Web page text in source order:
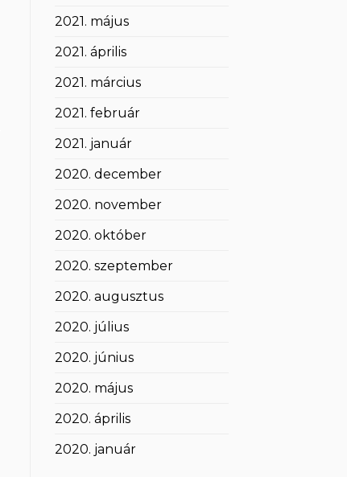
2021. május
2021. április
2021. március
2021. február
2021. január
2020. december
2020. november
2020. október
2020. szeptember
2020. augusztus
2020. július
2020. június
2020. május
2020. április
2020. január